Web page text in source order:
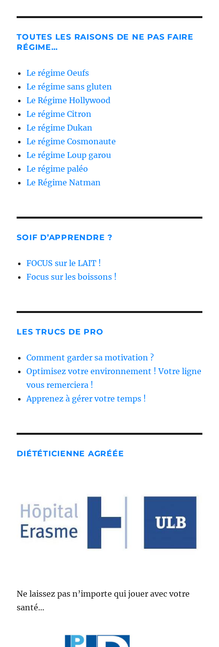
TOUTES LES RAISONS DE NE PAS FAIRE
RÉGIME…
Le régime Oeufs
Le régime sans gluten
Le Régime Hollywood
Le régime Citron
Le régime Dukan
Le régime Cosmonaute
Le régime Loup garou
Le régime paléo
Le Régime Natman
SOIF D’APPRENDRE ?
FOCUS sur le LAIT !
Focus sur les boissons !
LES TRUCS DE PRO
Comment garder sa motivation ?
Optimisez votre environnement ! Votre ligne
vous remerciera !
Apprenez à gérer votre temps !
DIÉTÉTICIENNE AGRÉÉE
Ne laissez pas n’importe qui jouer avec votre
santé…